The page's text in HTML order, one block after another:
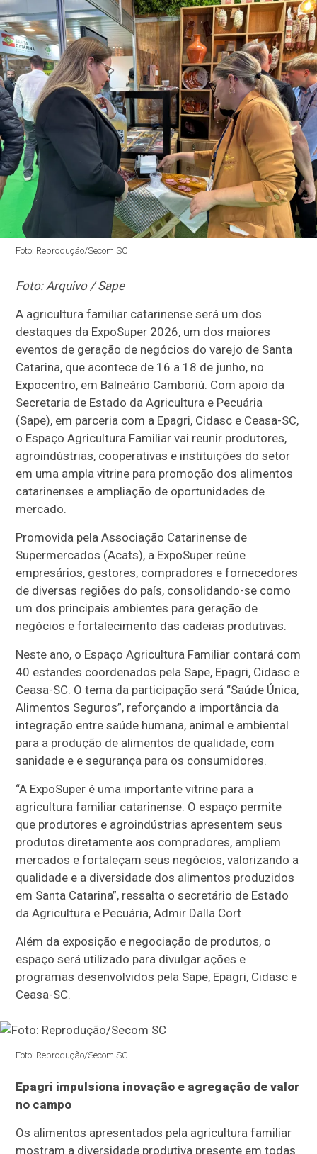
Foto: Reprodução/Secom SC
Foto: Arquivo / Sape
A agricultura familiar catarinense será um dos
destaques da ExpoSuper 2026, um dos maiores
eventos de geração de negócios do varejo de Santa
Catarina, que acontece de 16 a 18 de junho, no
Expocentro, em Balneário Camboriú. Com apoio da
Secretaria de Estado da Agricultura e Pecuária
(Sape), em parceria com a Epagri, Cidasc e Ceasa-SC,
o Espaço Agricultura Familiar vai reunir produtores,
agroindústrias, cooperativas e instituições do setor
em uma ampla vitrine para promoção dos alimentos
catarinenses e ampliação de oportunidades de
mercado.
Promovida pela Associação Catarinense de
Supermercados (Acats), a ExpoSuper reúne
empresários, gestores, compradores e fornecedores
de diversas regiões do país, consolidando-se como
um dos principais ambientes para geração de
negócios e fortalecimento das cadeias produtivas.
Neste ano, o Espaço Agricultura Familiar contará com
40 estandes coordenados pela Sape, Epagri, Cidasc e
Ceasa-SC. O tema da participação será “Saúde Única,
Alimentos Seguros”, reforçando a importância da
integração entre saúde humana, animal e ambiental
para a produção de alimentos de qualidade, com
sanidade e e segurança para os consumidores.
“A ExpoSuper é uma importante vitrine para a
agricultura familiar catarinense. O espaço permite
que produtores e agroindústrias apresentem seus
produtos diretamente aos compradores, ampliem
mercados e fortaleçam seus negócios, valorizando a
qualidade e a diversidade dos alimentos produzidos
em Santa Catarina”, ressalta o secretário de Estado
da Agricultura e Pecuária, Admir Dalla Cort
Além da exposição e negociação de produtos, o
espaço será utilizado para divulgar ações e
programas desenvolvidos pela Sape, Epagri, Cidasc e
Ceasa-SC.
Foto: Reprodução/Secom SC
Epagri impulsiona inovação e agregação de valor
no campo
Os alimentos apresentados pela agricultura familiar
mostram a diversidade produtiva presente em todas